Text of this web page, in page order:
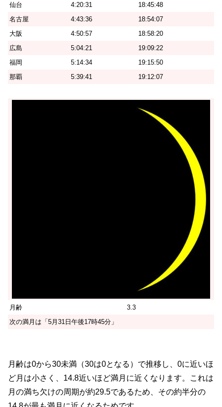
仙台
4:20:31
18:45:48
名古屋
4:43:36
18:54:07
大阪
4:50:57
18:58:20
広島
5:04:21
19:09:22
福岡
5:14:34
19:15:50
那覇
5:39:41 19:12:07
月齢
3.3
次の満月は「5月31日午後17時45分」
月齢は0から30未満（30は0となる）で推移し、0に近いほ
ど月は小さく、14.8近いほど満月に近くなります。これは
月の満ち欠けの周期が約29.5であるため、その約半分の